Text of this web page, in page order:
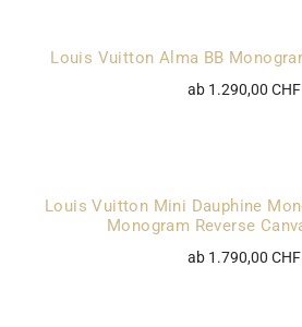
Louis Vuitton Alma BB
ab 1.290,00 CHF
Louis Vuitton Mini Dauphine
Monogram Reverse
ab 1.790,00 CHF